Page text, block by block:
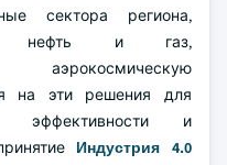
сектора региона,
нефть и газ,
аэрокосмическую
на эти решения для
эффективности и
Индустрия 4.0